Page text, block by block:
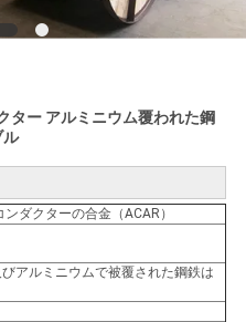
ター アルミニウム覆われた鋼
ル
ダクターの合金（ACAR）
アルミニウムで被覆された鋼鉄は